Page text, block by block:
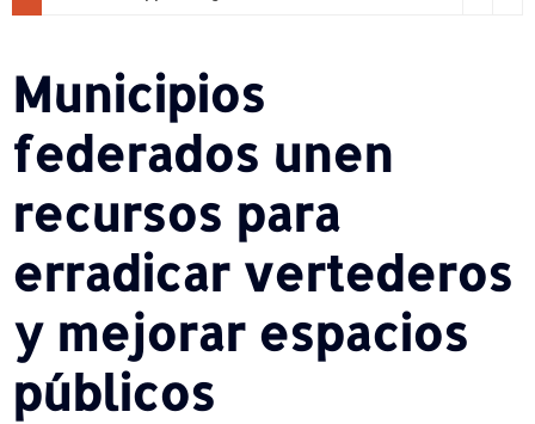
Municipios
federados unen
recursos para
erradicar vertederos
y mejorar espacios
públicos